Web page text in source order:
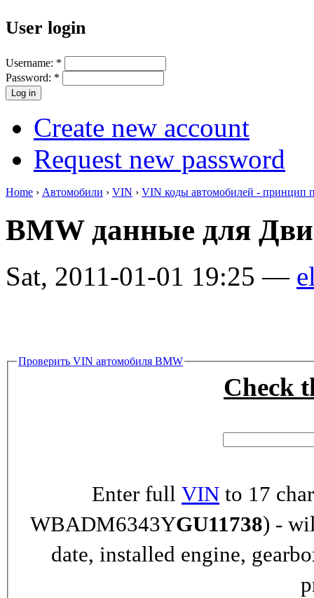
User login
Username: *
Password: *
Create new account
Request new password
Home › Автомобили › VIN › VIN коды автомобилей - принцип
BMW данные для
Sat, 2011-01-01 19:25 —
Проверить VIN автомобиля BMW
Check
Enter full VIN to 17
WBADM6343YGU11738) -
date, installed engine,